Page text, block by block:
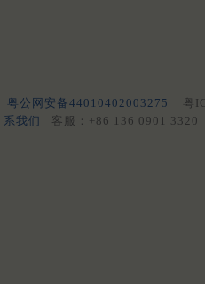
粤公网安备44010402003275 粤
系我们
客服：+86 136 0901 3320